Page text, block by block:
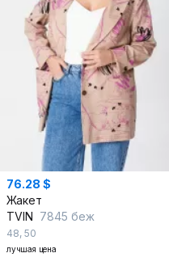
76.28 $
Жакет
TVIN 7845 беж
48, 50
лучшая цена